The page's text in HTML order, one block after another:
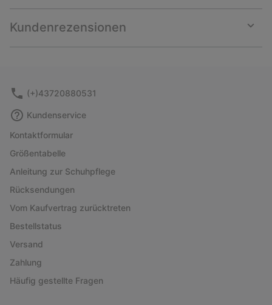
or
Kundenrezensionen
or
(+)43720880531
Kundenservice
Kontaktformular
Größentabelle
Anleitung zur Schuhpflege
Rücksendungen
Vom Kaufvertrag zurücktreten
Bestellstatus
Versand
Zahlung
Häufig gestellte Fragen